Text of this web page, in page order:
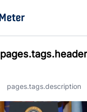
pages.tags.header
pages.tags.description